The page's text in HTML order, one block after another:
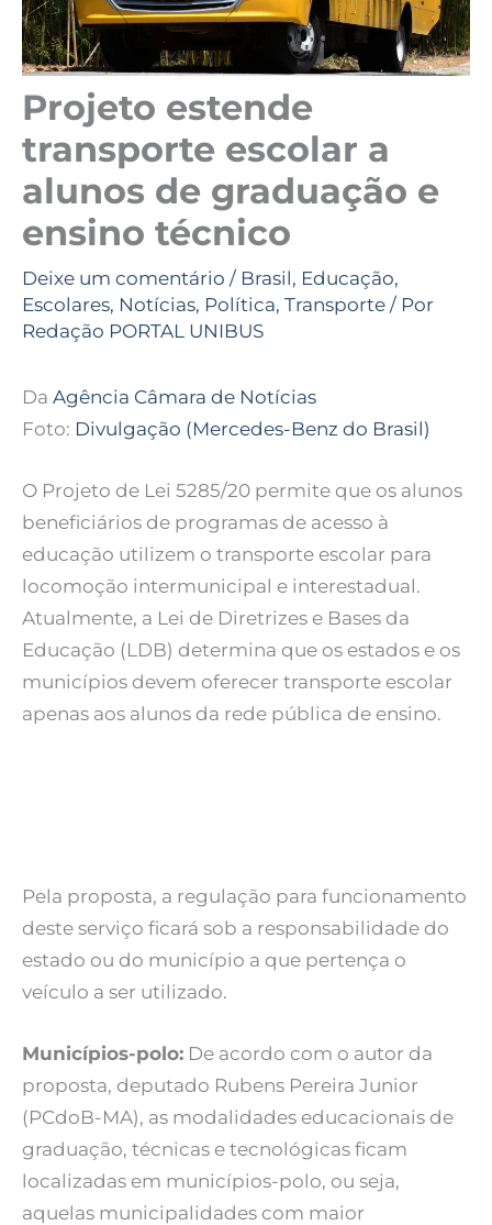
Projeto estende
transporte escolar a
alunos de graduação e
ensino técnico
Deixe um comentário / Brasil, Educação,
Escolares, Notícias, Política, Transporte / Por
Redação PORTAL UNIBUS
Da Agência Câmara de Notícias
Foto: Divulgação (Mercedes-Benz do Brasil)
O Projeto de Lei 5285/20 permite que os alunos
beneficiários de programas de acesso à
educação utilizem o transporte escolar para
locomoção intermunicipal e interestadual.
Atualmente, a Lei de Diretrizes e Bases da
Educação (LDB) determina que os estados e os
municípios devem oferecer transporte escolar
apenas aos alunos da rede pública de ensino.
Pela proposta, a regulação para funcionamento
deste serviço ficará sob a responsabilidade do
estado ou do município a que pertença o
veículo a ser utilizado.
Municípios-polo: De acordo com o autor da
proposta, deputado Rubens Pereira Junior
(PCdoB-MA), as modalidades educacionais de
graduação, técnicas e tecnológicas ficam
localizadas em municípios-polo, ou seja,
aquelas municipalidades com maior